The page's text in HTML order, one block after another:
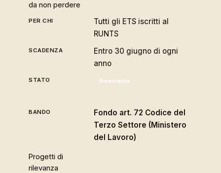
da non perdere
Tutti gli ETS iscritti al
RUNTS
Entro 30 giugno di ogni
anno
Ricorrente
Fondo art. 72 Codice del
Terzo Settore (Ministero
del Lavoro)
Progetti di
rilevanza